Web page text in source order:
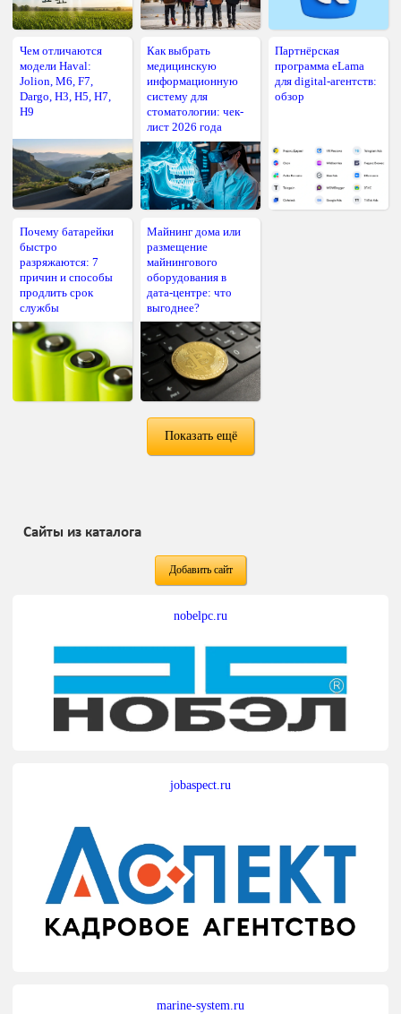
Чем отличаются
модели Haval:
Jolion, M6, F7,
Dargo, H3, H5, H7,
H9
Как выбрать
медицинскую
информационную
систему для
стоматологии: чек-
лист 2026 года
Партнёрская
программа eLama
для digital-агентств:
обзор
Почему батарейки
быстро
разряжаются: 7
причин и способы
продлить срок
службы
Майнинг дома или
размещение
майнингового
оборудования в
дата-центре: что
выгоднее?
Показать ещё
Сайты из каталога
Добавить сайт
nobelpc.ru
jobaspect.ru
marine-system.ru